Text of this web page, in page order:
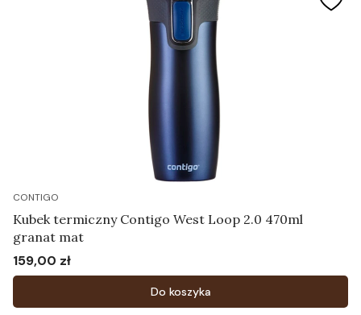
CONTIGO
Kubek termiczny Contigo West Loop 2.0 470ml
granat mat
Cena
159,00 zł
Do koszyka